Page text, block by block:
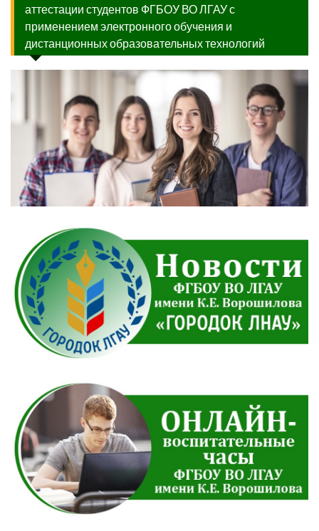
аттестации студентов ФГБОУ ВО ЛГАУ с
применением электронного обучения и
дистанционных образовательных технологий